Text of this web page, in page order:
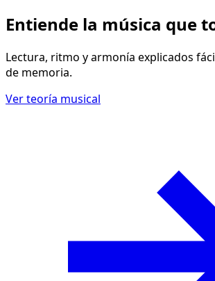
Entiende la música que
Lectura, ritmo y armonía explicados
de memoria.
Ver teoría musical